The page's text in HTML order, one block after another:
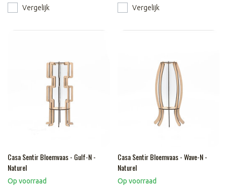
Vergelijk Vergelijk
Casa Sentir Bloemvaas - Gulf-N -
Naturel
Op voorraad
Casa Sentir Bloemvaas - Wave-N -
Naturel
Op voorraad